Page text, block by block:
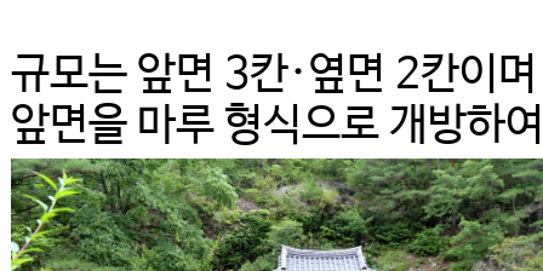
규모는 앞면 3칸·옆면 2칸이며
앞면을 마루 형식으로 개방하여